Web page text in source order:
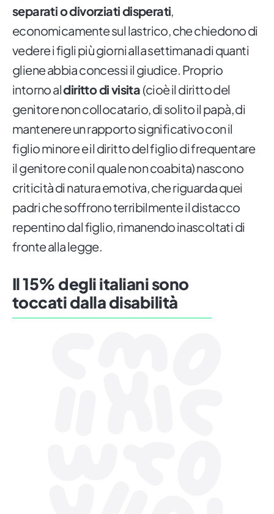
separati o divorziati disperati,
economicamente sul lastrico, che chiedono di
vedere i figli più giorni alla settimana di quanti
gliene abbia concessi il giudice. Proprio
intorno aldiritto di visita (cioè il diritto del
genitore non collocatario, di solito il papà, di
mantenere un rapporto significativo con il
figlio minore e il diritto del figlio di frequentare
il genitore con il quale non coabita) nascono
criticità di natura emotiva, che riguarda quei
padri che soffrono terribilmente il distacco
repentino dal figlio, rimanendo inascoltati di
fronte alla legge.
Il 15% degli italiani sono
toccati dalla disabilità